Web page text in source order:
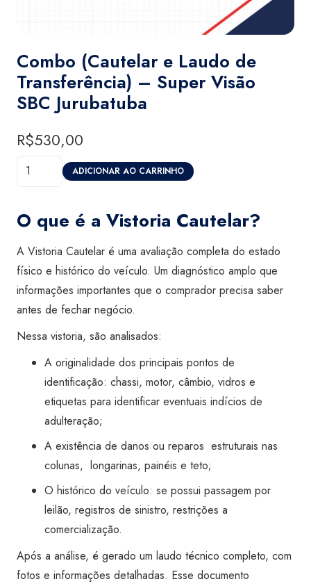
Combo (Cautelar e Laudo de
Transferência) – Super Visão
SBC Jurubatuba
R$530,00
Combo
Laudo
de
Transferência)
-
SBC
Jurubatuba
quantidade
ADICIONAR AO CARRINHO
O que é a Vistoria Cautelar?
A Vistoria Cautelar é uma avaliação completa do estado
físico e histórico do veículo. Um diagnóstico amplo que
informações importantes que o comprador precisa saber
antes de fechar negócio.
Nessa vistoria, são analisados:
A originalidade dos principais pontos de
identificação: chassi, motor, câmbio, vidros e
etiquetas para identificar eventuais indícios de
adulteração;
A existência de danos ou reparos estruturais nas
colunas, longarinas, painéis e teto;
O histórico do veículo: se possui passagem por
leilão, registros de sinistro, restrições a
comercialização.
Após a análise, é gerado um laudo técnico completo, com
fotos e informações detalhadas. Esse documento